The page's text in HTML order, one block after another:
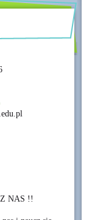
NAS !!